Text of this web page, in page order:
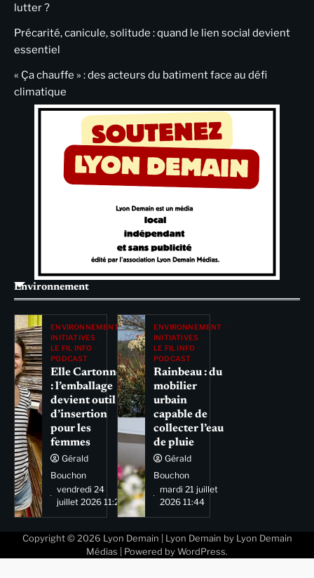
lutter ?
Précarité, canicule, solitude : quand le lien social devient
essentiel
« Ça chauffe » : des acteurs du batiment face au défi
climatique
Environnement
ENVIRONNEMENT
INITIATIVES
LE FIL INFO
PODCAST
Elle Cartonne
: l’emballage
devient outil
d’insertion
pour les
femmes
Gérald
Bouchon
vendredi 24
juillet 2026 11:29
ENVIRONNEMENT
INITIATIVES
LE FIL INFO
PODCAST
Rainbeau : du
mobilier
urbain
capable de
collecter l’eau
de pluie
Gérald
Bouchon
mardi 21 juillet
2026 11:44
Copyright © 2026 Lyon Demain | Lyon Demain by Lyon Demain
Médias | Powered by WordPress.